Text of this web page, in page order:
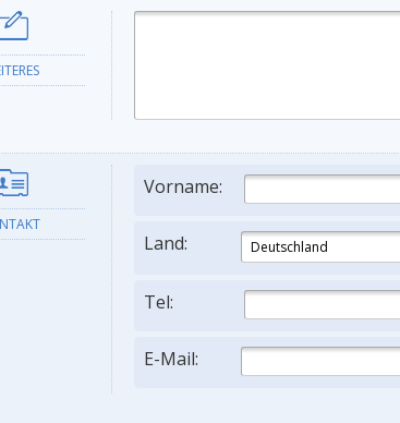
Vorname:
Land:
Tel:
E-Mail: